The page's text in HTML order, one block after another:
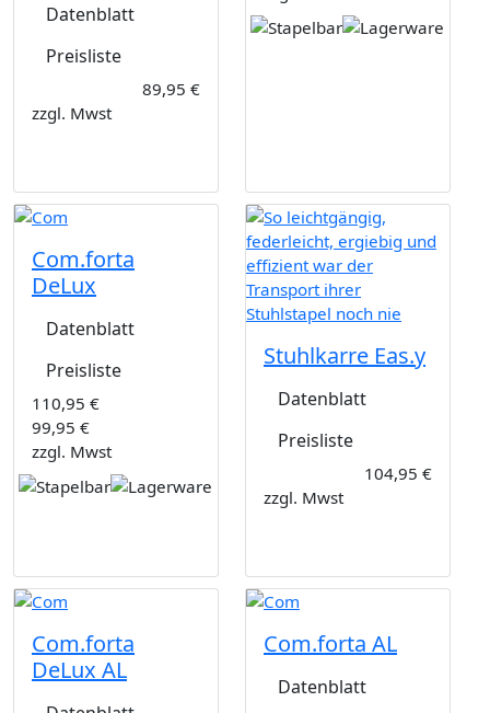
Datenblatt
Preisliste
89,95 €
zzgl. Mwst
Com.forta
DeLux
Datenblatt
Preisliste
110,95 €
99,95 €
zzgl. Mwst
Stuhlkarre Eas.y
Datenblatt
Preisliste
104,95 €
zzgl. Mwst
Com.forta
DeLux AL
Com.forta AL
Datenblatt